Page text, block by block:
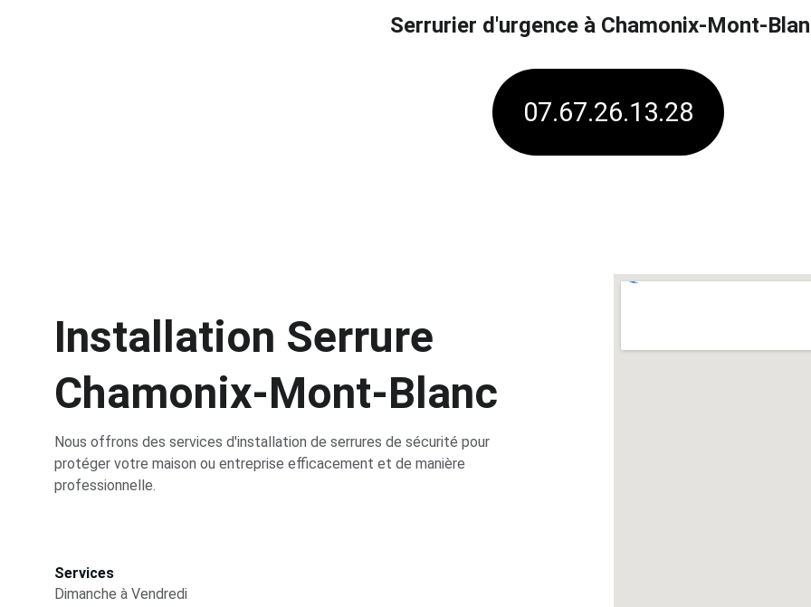
Serrurier d'urgence à Chamonix-Mont-
07.67.26.13.28
Installation Serrure
Chamonix-Mont-Blanc
Nous offrons des services d'installation de serrures de sécurité pour
protéger votre maison ou entreprise efficacement et de manière
professionnelle.
Services
Dimanche à Vendredi